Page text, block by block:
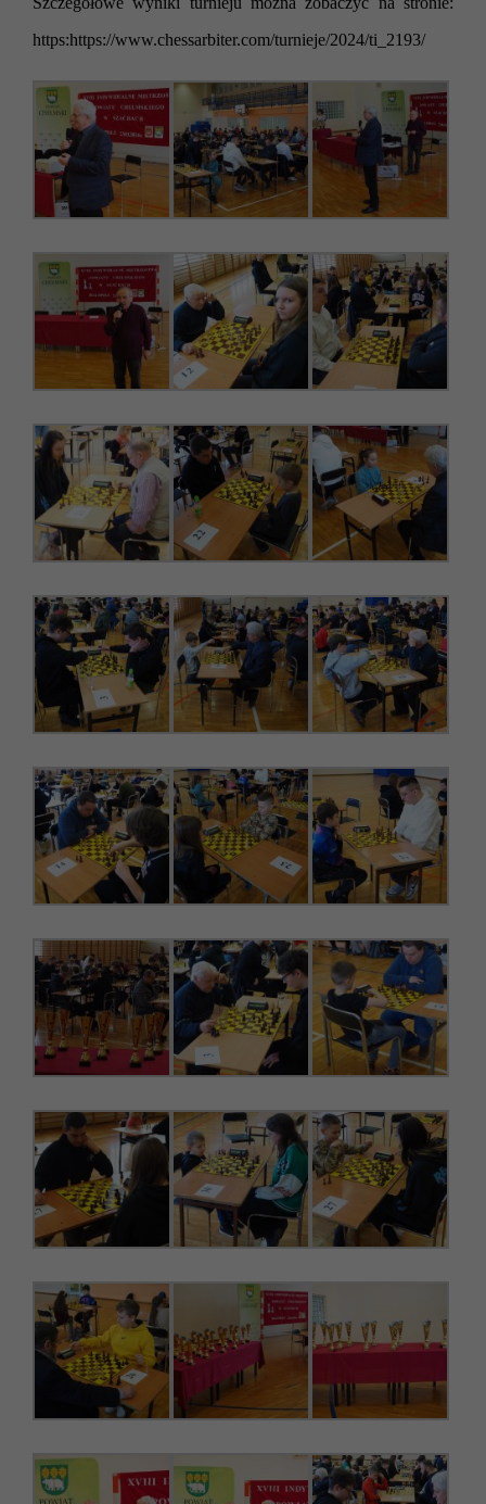
https:https://www.chessarbiter.com/turnieje/2024/ti_2193/